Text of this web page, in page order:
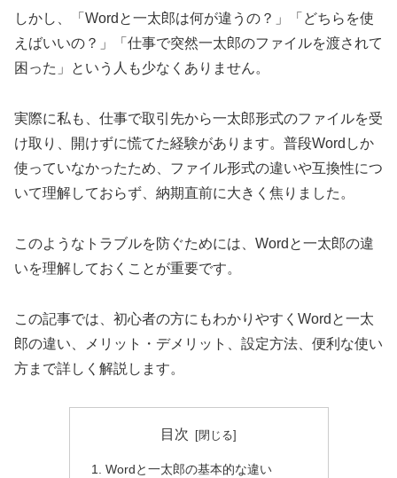
しかし、「Wordと一太郎は何が違うの？」「どちらを使
えばいいの？」「仕事で突然一太郎のファイルを渡されて
困った」という人も少なくありません。
実際に私も、仕事で取引先から一太郎形式のファイルを受
け取り、開けずに慌てた経験があります。普段Wordしか
使っていなかったため、ファイル形式の違いや互換性につ
いて理解しておらず、納期直前に大きく焦りました。
このようなトラブルを防ぐためには、Wordと一太郎の違
いを理解しておくことが重要です。
この記事では、初心者の方にもわかりやすくWordと一太
郎の違い、メリット・デメリット、設定方法、便利な使い
方まで詳しく解説します。
目次
Wordと一太郎の基本的な違い